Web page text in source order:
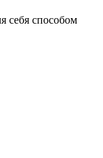
себя способом